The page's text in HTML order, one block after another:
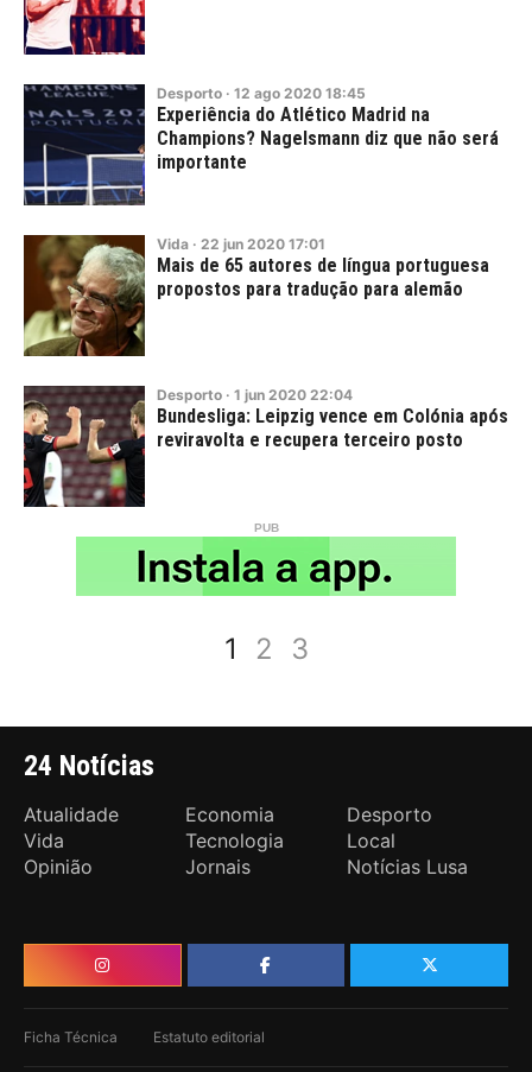
Desporto · 12 ago 2020 18:45
Experiência do Atlético Madrid na
Champions? Nagelsmann diz que não será
importante
Vida · 22 jun 2020 17:01
Mais de 65 autores de língua portuguesa
propostos para tradução para alemão
Desporto · 1 jun 2020 22:04
Bundesliga: Leipzig vence em Colónia após
reviravolta e recupera terceiro posto
1 2 3
24 Notícias
Atualidade Economia
Desporto
Vida
Tecnologia
Local
Opinião
Jornais Notícias Lusa
Ficha Técnica Estatuto editorial